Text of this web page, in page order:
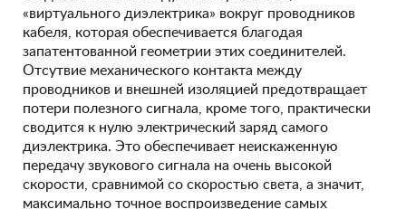
«виртуального диэлектрика» вокруг проводников
кабеля, которая обеспечивается благодая
запатентованной геометрии этих соединителей.
Отсутвие механического контакта между
проводников и внешней изоляцией предотвращает
потери полезного сигнала, кроме того, практически
сводится к нулю электрический заряд самого
диэлектрика. Это обеспечивает неискаженную
передачу звукового сигнала на очень высокой
скорости, сравнимой со скоростью света, а значит,
максимально точное воспроизведение самых